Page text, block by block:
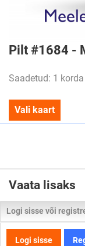
Pilt #1684 -
Saadetud: 1 korda
Vali kaart
Vaata lisaks
Logi sisse või
Logi sisse